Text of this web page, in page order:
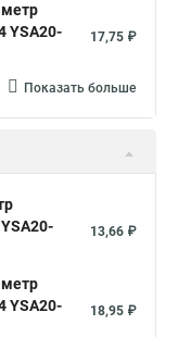
YSA20-
17,75 ₽
Показать больше
13,66 ₽
YSA20-
18,95 ₽